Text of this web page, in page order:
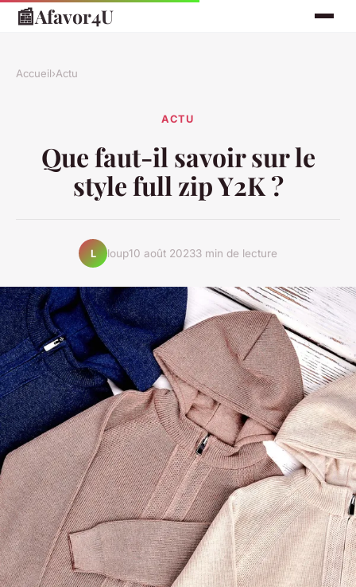
📰Afavor4U
Accueil›Actu
ACTU
Que faut-il savoir sur le
style full zip Y2K ?
L loup10 août 20233 min de lecture